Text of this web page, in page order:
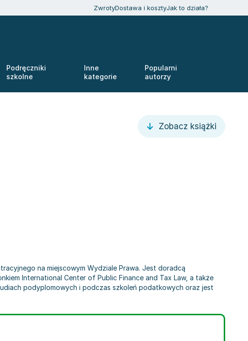
ZwrotyDostawa i kosztyJak to działa?
Podręczniki
szkolne
Inne
kategorie
Popularni
autorzy
Zobacz książki
na miejscowym Wydziale Prawa. Jest doradcą
International Center of Public Finance and Tax Law, a także
podyplomowych i podczas szkoleń podatkowych oraz jest